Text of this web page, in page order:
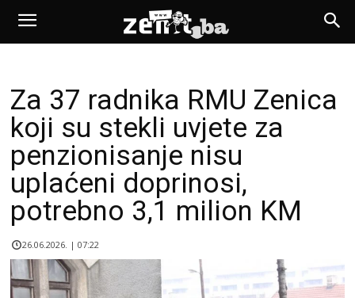
Za 37 radnika RMU Zenica
koji su stekli uvjete za
penzionisanje nisu
uplaćeni doprinosi,
potrebno 3,1 milion KM
26.06.2026. | 07:22